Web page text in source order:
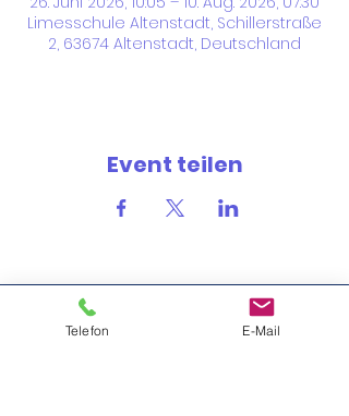
Limesschule Altenstadt, Schillerstraße
2, 63674 Altenstadt, Deutschland
Event teilen
Schillerstraße 2
Telefon E-Mail